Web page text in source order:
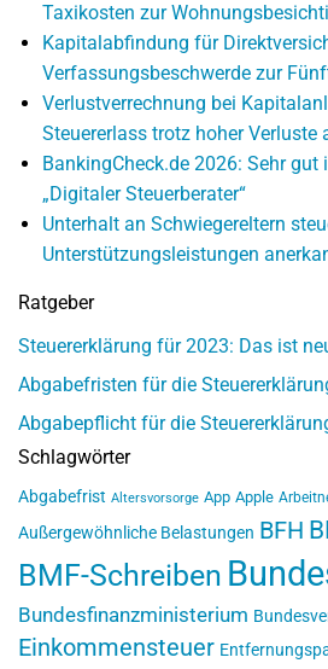
Taxikosten zur
Kapitalabfindung für
Verfassungsbeschwerde zur
Verlustverrechnung bei
Steuererlass trotz hoher Verluste
BankingCheck.de 2026: Sehr gut
„Digitaler Steuerberater“
Unterhalt an Schwiegereltern
Unterstützungsleistungen
Ratgeber
Steuererklärung für 2023: Das ist
Abgabefristen für die
Abgabepflicht für die
Schlagwörter
Abgabefrist Altersvorsorge App Apple
Außergewöhnliche Belastungen BFH
BMF-Schreiben
Bundesfinanzministerium
Einkommensteuer